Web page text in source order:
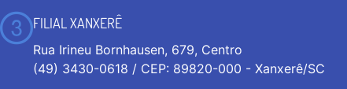
FILIAL XANXERÊ
Rua Irineu Bornhausen, 679, Centro
(49) 3430-0618 / CEP: 89820-000 - Xanxerê/SC